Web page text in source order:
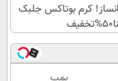
کرم بوتاکس جلبک
بمب